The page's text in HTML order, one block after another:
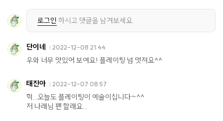
로그인 하시고 댓글을 남겨보세요.
단이네 2022-12-08 21:44
우와 너무 맛있어 보여요! 플레이팅 넘 멋져요^^
태진아 2022-12-07 08:57
헉...오늘도 플레이팅이 예술이십니다~^^
저 나래님 팬 할래요...